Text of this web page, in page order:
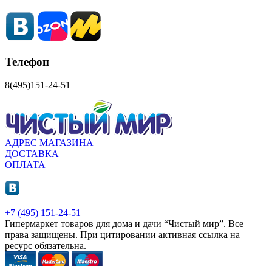
Телефон
8(495)151-24-51
АДРЕС МАГАЗИНА
ДОСТАВКА
ОПЛАТА
+7 (495) 151-24-51
Гипермаркет товаров для дома и дачи “Чистый мир”. Все
права защищены. При цитировании активная ссылка на
ресурс обязательна.